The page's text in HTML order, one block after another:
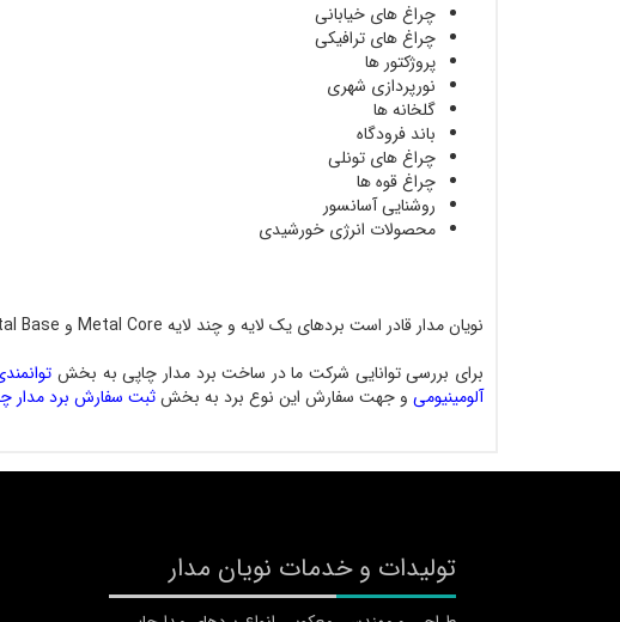
چراغ های خیابانی
چراغ های ترافیکی
پروژکتور ها
نورپردازی شهری
گلخانه ها
باند فرودگاه
چراغ های تونلی
چراغ قوه ها
روشنایی آسانسور
محصولات انرژی خورشیدی
نویان مدار قادر است بردهای یک لایه و چند لایه Metal Core و Metal Base که این فلز می تواند آلومینیوم یا مس باشد را برای مشتریان عزیز تولید نماید.
برای بررسی توانایی شرکت ما در ساخت برد مدار چاپی به بخش
آلومینیومی و جهت سفارش این نوع برد به بخشثبت سفارش برد مدار
تولیدات و خدمات نویان مدار